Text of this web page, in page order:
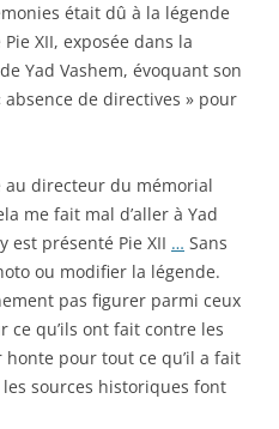
était dû à la légende
XII, exposée dans la
Yad Vashem, évoquant son
de directives » pour
au directeur du mémorial
me fait mal d’aller à Yad
est présenté Pie XII … Sans
ou modifier la légende.
pas figurer parmi ceux
qu’ils ont fait contre les
pour tout ce qu’il a fait
sources historiques font